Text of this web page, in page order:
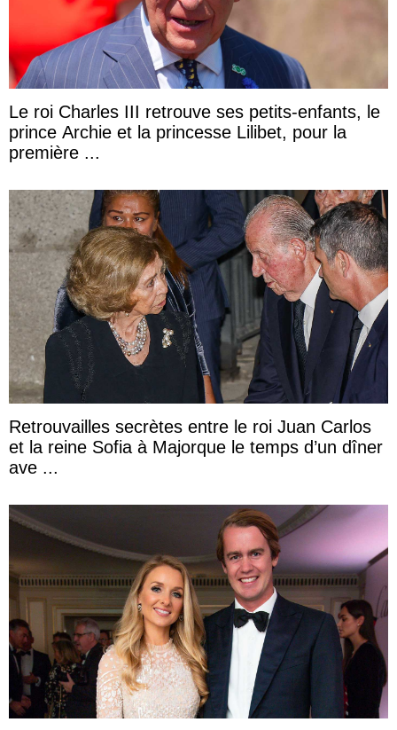
Le roi Charles III retrouve ses petits-enfants, le
prince Archie et la princesse Lilibet, pour la
première ...
Retrouvailles secrètes entre le roi Juan Carlos
et la reine Sofia à Majorque le temps d’un dîner
ave ...